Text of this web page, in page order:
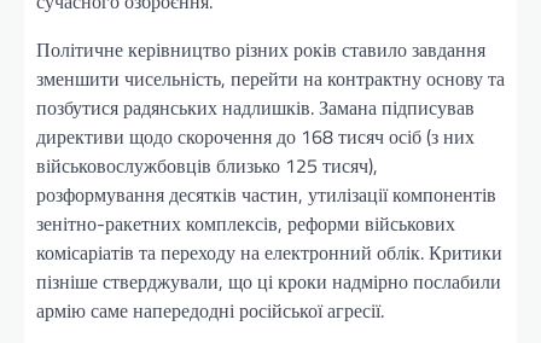
Політичне керівництво різних років ставило завдання
зменшити чисельність, перейти на контрактну основу та
позбутися радянських надлишків. Замана підписував
директиви щодо скорочення до 168 тисяч осіб (з них
військовослужбовців близько 125 тисяч),
розформування десятків частин, утилізації компонентів
зенітно-ракетних комплексів, реформи військових
комісаріатів та переходу на електронний облік. Критики
пізніше стверджували, що ці кроки надмірно послабили
армію саме напередодні російської агресії.